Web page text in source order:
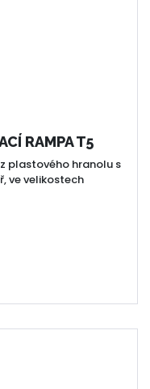
RAMPA T5
plastového hranolu s
ve velikostech